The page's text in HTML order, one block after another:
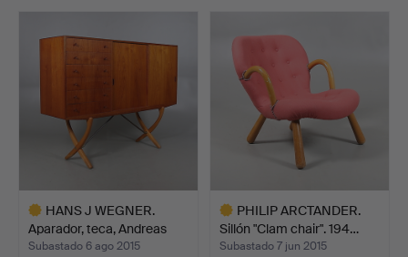
HANS J WEGNER.
Aparador, teca, Andreas
Tuc…
Subastado 6 ago 2015
PHILIP ARCTANDER.
Sillón "Clam chair". 194…
Subastado 7 jun 2015